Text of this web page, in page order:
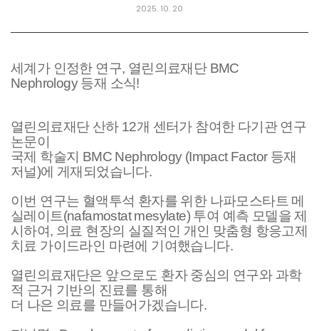
2025. 10. 20
세계가 인정한 연구, 열린의료재단 BMC
Nephrology 등재 소식!
열린의료재단 산하 12개 센터가 참여한 다기관 연구
논문이
국제 학술지 BMC Nephrology (Impact Factor 등재
저널)에 게재되었습니다.
이번 연구는 혈액투석 환자를 위한 나파모스타트 메
실레이트(nafamostat mesylate) 투여 예측 모델을 제
시하여, 의료 현장의 실질적인 개인 맞춤형 항응고제
치료 가이드라인 마련에 기여했습니다.
열린의료재단은 앞으로도 환자 중심의 연구와 과학
적 근거 기반의 진료를 통해
더 나은 의료를 만들어가겠습니다.